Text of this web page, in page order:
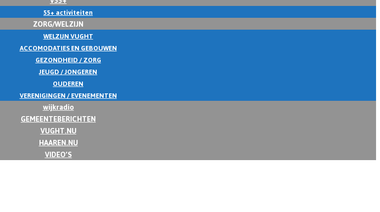
55+ activiteiten
ZORG/WELZIJN
WELZIJN VUGHT
ACCOMODATIES EN GEBOUWEN
GEZONDHEID / ZORG
JEUGD / JONGEREN
OUDEREN
VERENIGINGEN / EVENEMENTEN
wijkradio
GEMEENTEBERICHTEN
VUGHT.NU
HAAREN.NU
VIDEO’S